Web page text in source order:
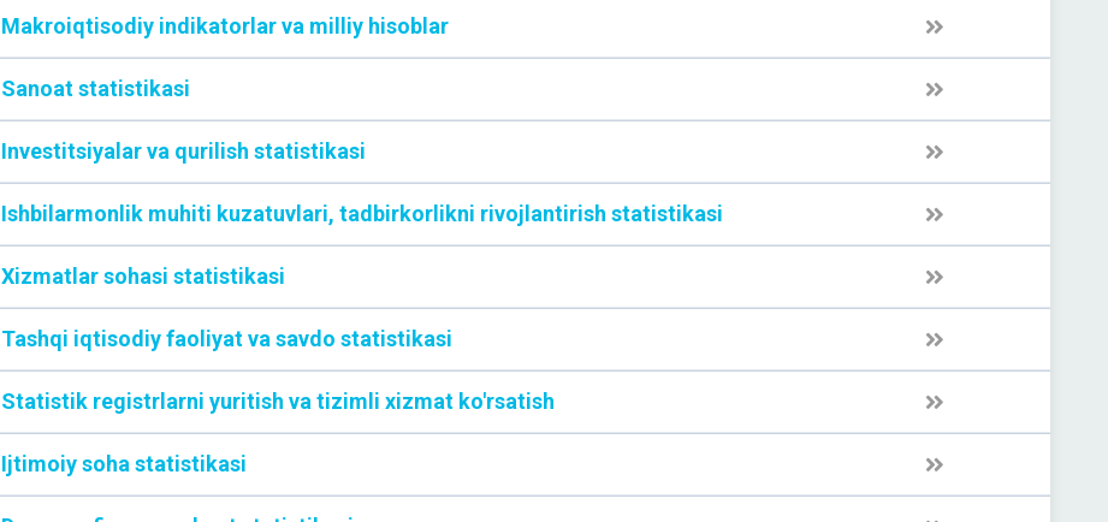
Makroiqtisodiy indikatorlar va milliy hisoblar
Sanoat statistikasi
Investitsiyalar va qurilish statistikasi
Ishbilarmonlik muhiti kuzatuvlari, tadbirkorlikni rivojlantirish statistikasi
Xizmatlar sohasi statistikasi
Tashqi iqtisodiy faoliyat va savdo statistikasi
Statistik registrlarni yuritish va tizimli xizmat ko'rsatish
Ijtimoiy soha statistikasi